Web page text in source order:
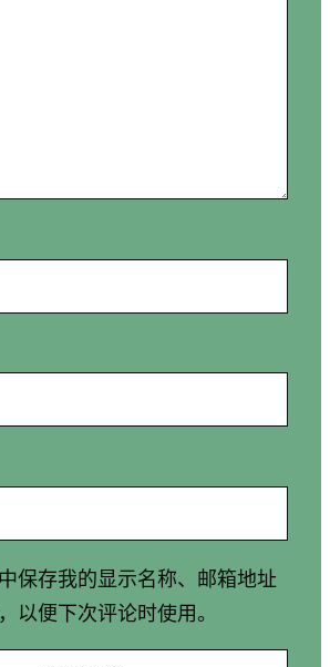
保存我的显示名称、邮箱地址
以便下次评论时使用。